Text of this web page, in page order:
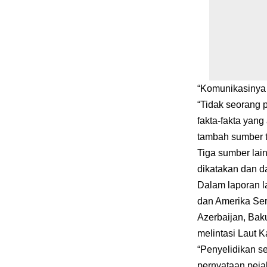
“Tidak seorang
fakta-fakta
tambah sumber
Tiga sumber
dikatakan dan
Dalam laporan
dan Amerika
Azerbaijan,
melintasi Laut
“Penyelidikan